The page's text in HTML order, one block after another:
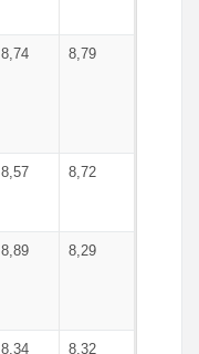
8,74 8,79
8,57 8,72
8,89 8,29
8,34 8,32